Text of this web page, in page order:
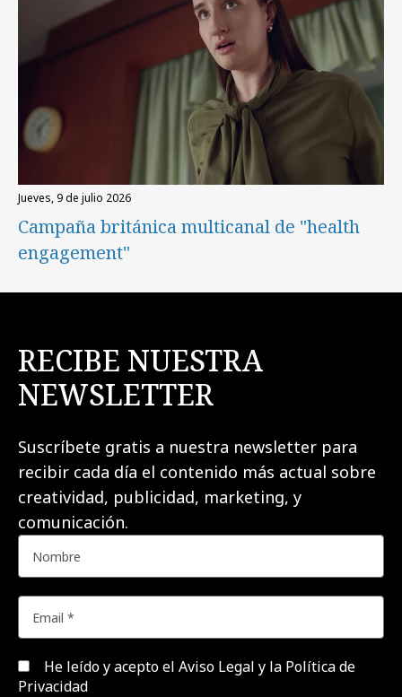
jueves, 9 de julio 2026
Campaña británica multicanal de "health
engagement"
RECIBE NUESTRA
NEWSLETTER
Suscríbete gratis a nuestra newsletter para
recibir cada día el contenido más actual sobre
creatividad, publicidad, marketing, y
comunicación.
He leído y acepto el Aviso Legal y la Política de
Privacidad